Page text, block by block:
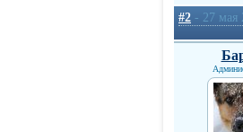
#2 - 27 мая